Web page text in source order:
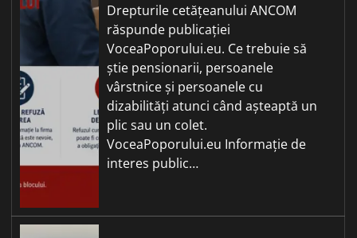
Drepturile cetățeanului ANCOM
răspunde publicației
VoceaPoporului.eu. Ce trebuie să
știe pensionarii, persoanele
vârstnice și persoanele cu
dizabilități atunci când așteaptă un
plic sau un colet.
VoceaPoporului.eu Informație de
interes public…